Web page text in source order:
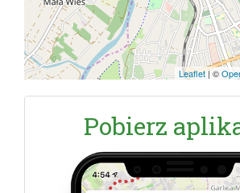
Leaflet|©
Pobierz